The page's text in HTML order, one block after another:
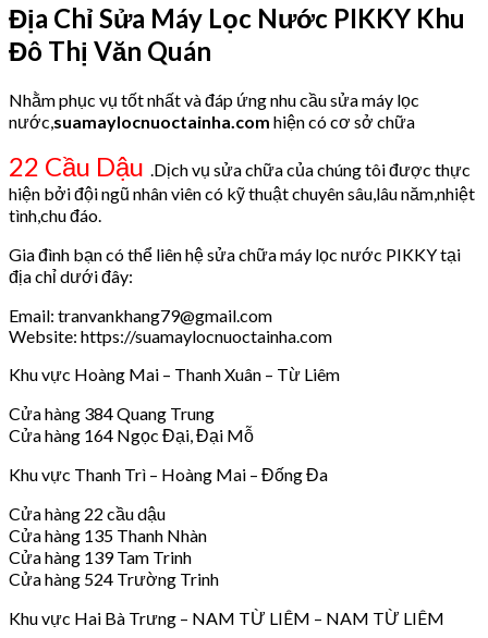
Địa Chỉ Sửa Máy Lọc Nước PIKKY Khu
Đô Thị Văn Quán
Nhằm phục vụ tốt nhất và đáp ứng nhu cầu sửa máy lọc
nước, suamaylocnuoctainha.com hiện có cơ sở chữa
22 Cầu Dậu .Dịch vụ sửa chữa của chúng tôi được thực
hiện bởi đội ngũ nhân viên có kỹ thuật chuyên sâu,lâu năm,nhiệt
tình,chu đáo.
Gia đình bạn có thể liên hệ sửa chữa máy lọc nước PIKKY tại
địa chỉ dưới đây:
Email: tranvankhang79@gmail.com
Website: https://suamaylocnuoctainha.com
Khu vực Hoàng Mai – Thanh Xuân – Từ Liêm
Cửa hàng 384 Quang Trung
Cửa hàng 164 Ngọc Đại, Đại Mỗ
Khu vực Thanh Trì – Hoàng Mai – Đống Đa
Cửa hàng 22 cầu dậu
Cửa hàng 135 Thanh Nhàn
Cửa hàng 139 Tam Trinh
Cửa hàng 524 Trường Trinh
Khu vực Hai Bà Trưng – NAM TỪ LIÊM – NAM TỪ LIÊM